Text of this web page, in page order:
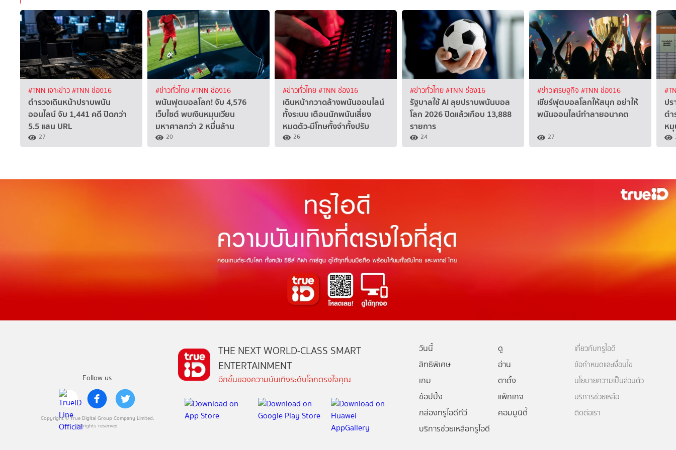
#TNN เจาะข่าว#TNN ช่อง16
ตำรวจเดินหน้าปราบพนัน
ออนไลน์ จับ 1,441 คดี ปิดกว่า
5.5 แสน URL
27
#ข่าวทั่วไทย#TNN ช่อง16
พนันฟุตบอลโลก! จับ 4,576
เว็บไซต์ พบเงินหมุนเวียน
มหาศาลกว่า 2 หมื่นล้าน
20
#ข่าวทั่วไทย#TNN ช่อง16
เดินหน้ากวาดล้างพนันออนไลน์
ทั้งระบบ เตือนนักพนันเสี่ยง
หมดตัว-มีโทษทั้งจำทั้งปรับ
26
#ข่าวทั่วไทย#TNN ช่อง16
รัฐบาลใช้ AI ลุยปราบพนันบอล
โลก 2026 ปิดแล้วเกือบ 13,888
รายการ
24
#ข่าวเศรษฐกิจ #TNN ช่อง16
เชียร์ฟุตบอลโลกให้สนุก อย่าให้
พนันออนไลน์ทำลายอนาคต
27
ป
ตำ
ห
Follow us
Copyright © True Digital Group Company Limited.
All rights reserved
THE NEXT WORLD-CLASS SMART
ENTERTAINMENT
อีกขั้นของความบันเทิงระดับโลกตรงใจคุณ
วันนี้
ดู
สิทธิพิเศษ
อ่าน
เกม
ตาตั้ง
ช้อปปิ้ง
แพ็กเกจ
กล่องทรูไอดีทีวี
คอมมูนิตี้
บริการช่วยเหลือทรูไอดี
เกี่ยวกับทรูไอดี
ข้อกำหนดและเงื่อนไข
นโยบายความเป็นส่วนตัว
บริการช่วยเหลือ
ติดต่อเรา